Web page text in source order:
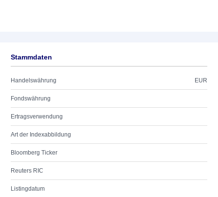
Stammdaten
Handelswährung EUR
Fondswährung
Ertragsverwendung
Art der Indexabbildung
Bloomberg Ticker
Reuters RIC
Listingdatum